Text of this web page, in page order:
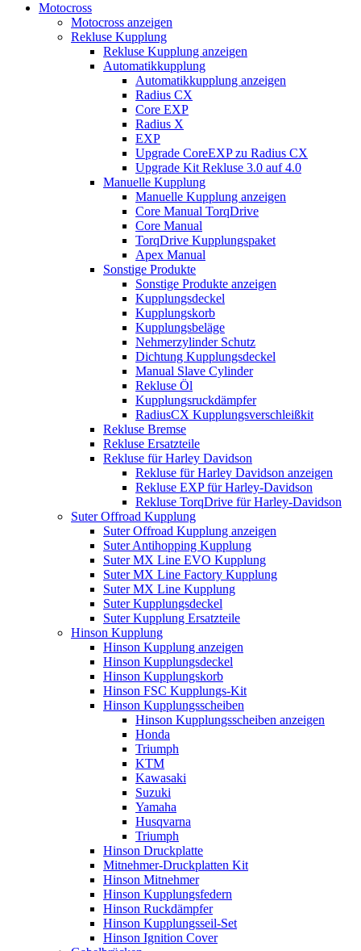
Motocross
Motocross anzeigen
Rekluse Kupplung
Rekluse Kupplung anzeigen
Automatikkupplung
Automatikkupplung anzeigen
Radius CX
Core EXP
Radius X
EXP
Upgrade CoreEXP zu Radius CX
Upgrade Kit Rekluse 3.0 auf 4.0
Manuelle Kupplung
Manuelle Kupplung anzeigen
Core Manual TorqDrive
Core Manual
TorqDrive Kupplungspaket
Apex Manual
Sonstige Produkte
Sonstige Produkte anzeigen
Kupplungsdeckel
Kupplungskorb
Kupplungsbeläge
Nehmerzylinder Schutz
Dichtung Kupplungsdeckel
Manual Slave Cylinder
Rekluse Öl
Kupplungsruckdämpfer
RadiusCX Kupplungsverschleißkit
Rekluse Bremse
Rekluse Ersatzteile
Rekluse für Harley Davidson
Rekluse für Harley Davidson anzeigen
Rekluse EXP für Harley-Davidson
Rekluse TorqDrive für Harley-Davidson
Suter Offroad Kupplung
Suter Offroad Kupplung anzeigen
Suter Antihopping Kupplung
Suter MX Line EVO Kupplung
Suter MX Line Factory Kupplung
Suter MX Line Kupplung
Suter Kupplungsdeckel
Suter Kupplung Ersatzteile
Hinson Kupplung
Hinson Kupplung anzeigen
Hinson Kupplungsdeckel
Hinson Kupplungskorb
Hinson FSC Kupplungs-Kit
Hinson Kupplungsscheiben
Hinson Kupplungsscheiben anzeigen
Honda
Triumph
KTM
Kawasaki
Suzuki
Yamaha
Husqvarna
Triumph
Hinson Druckplatte
Mitnehmer-Druckplatten Kit
Hinson Mitnehmer
Hinson Kupplungsfedern
Hinson Ruckdämpfer
Hinson Kupplungsseil-Set
Hinson Ignition Cover